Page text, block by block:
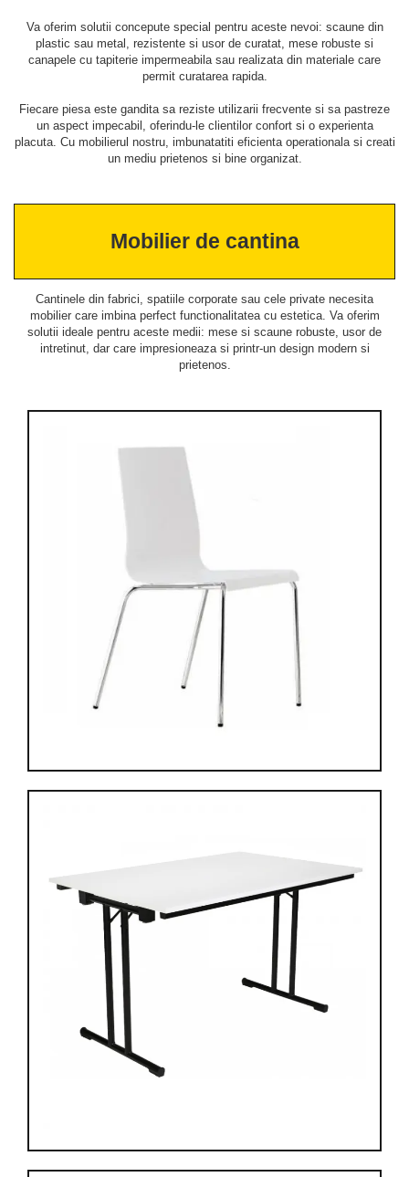
Va oferim solutii concepute special pentru aceste nevoi: scaune din
plastic sau metal, rezistente si usor de curatat, mese robuste si
canapele cu tapiterie impermeabila sau realizata din materiale care
permit curatarea rapida.
Fiecare piesa este gandita sa reziste utilizarii frecvente si sa pastreze
un aspect impecabil, oferindu-le clientilor confort si o experienta
placuta. Cu mobilierul nostru, imbunatatiti eficienta operationala si creati
un mediu prietenos si bine organizat.
Mobilier de cantina
Cantinele din fabrici, spatiile corporate sau cele private necesita
mobilier care imbina perfect functionalitatea cu estetica. Va oferim
solutii ideale pentru aceste medii: mese si scaune robuste, usor de
intretinut, dar care impresioneaza si printr-un design modern si
prietenos.